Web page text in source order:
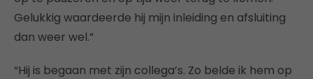
Gelukkig waardeerde hij mijn inleiding en afsluiting
dan weer wel.”
“Hij is begaan met zijn collega’s. Zo belde ik hem op